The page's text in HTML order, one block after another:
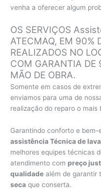
venha a oferecer algum
OS SERVIÇOS
ATECMAQ, EM 90%
REALIZADOS NO
COM GARANTIA DE
MÃO DE OBRA.
Somente em casos de
enviamos para uma de
realização do reparo o mais
Garantindo conforto e
assistência Técnica de
melhores equipes técnicas
atendimento com preço
qualidade além de garantir
seca que conserta.